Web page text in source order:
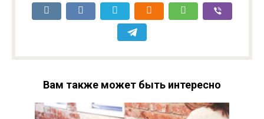
Вам также может быть интересно